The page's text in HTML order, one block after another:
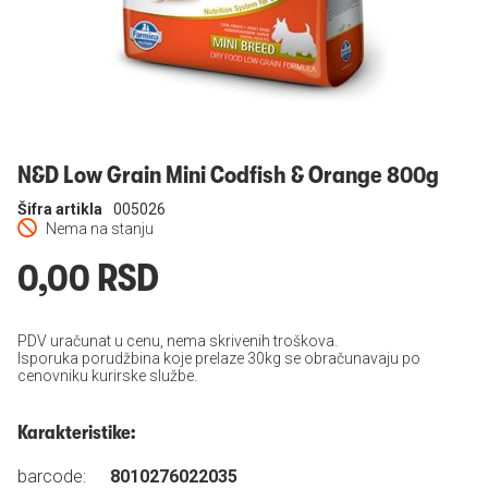
N&D Low Grain Mini Codfish & Orange 800g
Nema na stanju
Šifra artikla 005026
0,00 RSD
PDV uračunat u cenu, nema skrivenih troškova.
Isporuka porudžbina koje prelaze 30kg se obračunavaju po
cenovniku kurirske službe.
Karakteristike:
barcode:
8010276022035